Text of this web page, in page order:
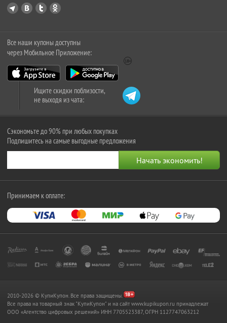
Все наши купоны доступны
через Мобильное Приложение:
Ищите скидки поблизости,
не выходя из чата:
Сэкономьте до 90% при любых покупках
Подпишитесь на самые выгодные предложения
Принимаем к оплате:
2010-2026 © КупиКупон. Все права защищены.
Все права на товарный знак "КупиКупон" и на сайт www.kupikupon.ru принадлежат
OOO «Агентство цифровых решений» ИНН 7705523387, ОГРН 1127747063212